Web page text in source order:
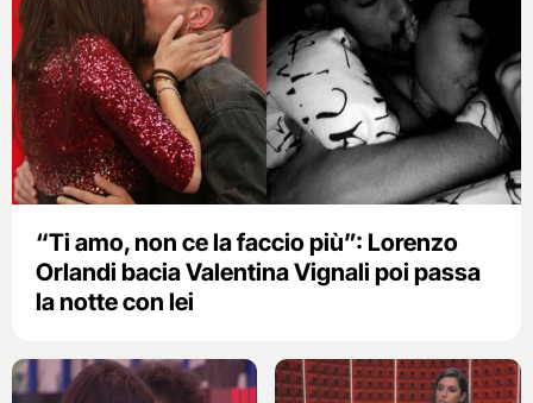
“Ti amo, non ce la faccio più”: Lorenzo
Orlandi bacia Valentina Vignali poi passa
la notte con lei